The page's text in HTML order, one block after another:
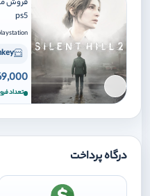
برای افزودن وارد شوید
ps5
تعداد
درگاه پرداخت